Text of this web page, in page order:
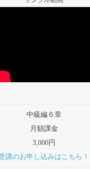
中級編６章
月額課金
3,000円
講のお申し込みはこちら！